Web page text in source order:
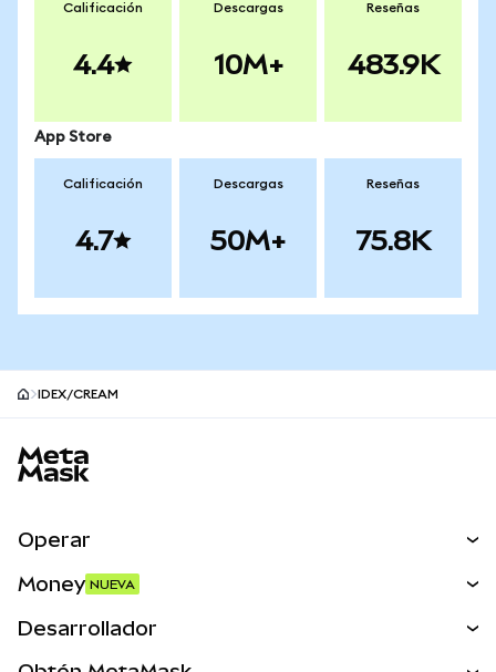
Calificación
4.4
Descargas
10M+
Reseñas
483.9K
App Store
Calificación
4.7
Descargas
50M+
Reseñas
75.8K
IDEX/CREAM
Operar
Money NUEVA
Desarrollador